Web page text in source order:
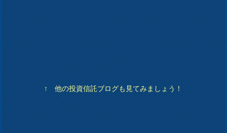
↑ 他の投資信託ブログも見てみましょう！